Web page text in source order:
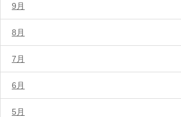
9月
8月
7月
6月
5月